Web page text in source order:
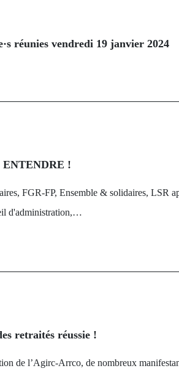
réunies vendredi 19 janvier 2024
!
FGR-FP, Ensemble & solidaires, LSR
d'administration,…
retraités réussie !
de l’Agirc-Arrco, de nombreux